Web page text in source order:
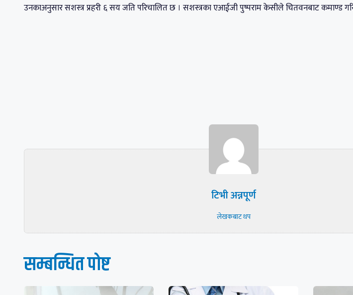
उनकाअनुसार सशस्त्र प्रहरी ६ सय जति परिचालित छ । सशस्त्रका एआईजी पुष्पराम केसीले चितवनबाट कमाण्ड
टिभी अन्नपूर्ण
लेखकबाट थप
सम्बन्धित पाेष्ट